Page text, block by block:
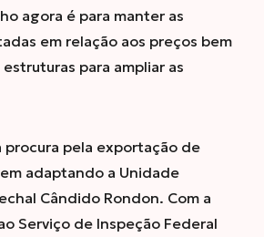
agora é para manter as
em relação aos preços bem
para ampliar as
procura pela exportação de
adaptando a Unidade
Cândido Rondon. Com a
Serviço de Inspeção Federal